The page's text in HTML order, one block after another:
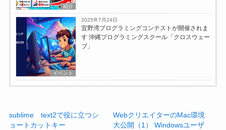
紹介
イベント
2025年7月24日
宜野湾プログラミングコンテストが開催されま
す 沖縄プログラミングスクール「クロスウェー
ブ」
sublime text2で役に立つシ
ョートカットキー
WebクリエイターのMac環境
大公開（1） Windowsユーザ